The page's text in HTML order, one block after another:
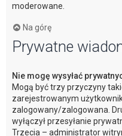
moderowane.
Na górę
Prywatne
Nie mogę wysyłać
Mogą być trzy przyczyny
zarejestrowanym
zalogowany/zalogowana.
wyłączył przesyłanie
Trzecia – administrator